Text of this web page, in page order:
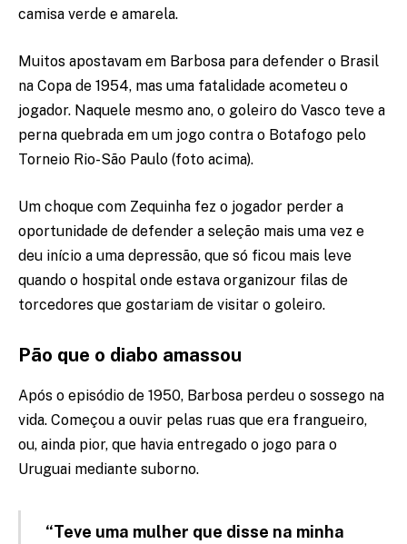
camisa verde e amarela.
Muitos apostavam em Barbosa para defender o Brasil
na Copa de 1954, mas uma fatalidade acometeu o
jogador. Naquele mesmo ano, o goleiro do Vasco teve a
perna quebrada em um jogo contra o Botafogo pelo
Torneio Rio-São Paulo (foto acima).
Um choque com Zequinha fez o jogador perder a
oportunidade de defender a seleção mais uma vez e
deu início a uma depressão, que só ficou mais leve
quando o hospital onde estava organizour filas de
torcedores que gostariam de visitar o goleiro.
Pão que o diabo amassou
Após o episódio de 1950, Barbosa perdeu o sossego na
vida. Começou a ouvir pelas ruas que era frangueiro,
ou, ainda pior, que havia entregado o jogo para o
Uruguai mediante suborno.
“Teve uma mulher que disse na minha